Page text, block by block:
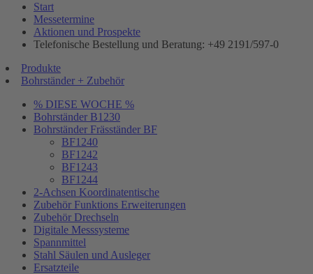
Start
Messetermine
Aktionen und Prospekte
Telefonische Bestellung und Beratung: +49 2191/597-0
Produkte
Bohrständer + Zubehör
% DIESE WOCHE %
Bohrständer B1230
Bohrständer Fräsständer BF
BF1240
BF1242
BF1243
BF1244
2-Achsen Koordinatentische
Zubehör Funktions Erweiterungen
Zubehör Drechseln
Digitale Messsysteme
Spannmittel
Stahl Säulen und Ausleger
Ersatzteile